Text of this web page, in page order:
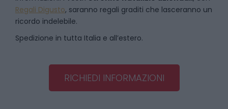
Regali Digusto, saranno regali graditi che lasceranno un
ricordo indelebile.
Spedizione in tutta Italia e all’estero.
RICHIEDI INFORMAZIONI